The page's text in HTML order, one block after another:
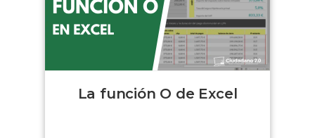
La función O de Excel